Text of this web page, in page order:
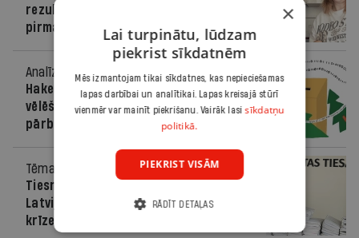
rezultāti pārtikas cenu memoranda
pirmajam gadam?
Analīze
02.07.2026.
Hakeris tika līdz LVM, bet ne līdz
vēlēšanu sistēmai. Ko atklāj
pārbaudes?
Tēma
Tiesnešu paliek mazāk, lietu – vairāk.
Latvijas tiesas tuvojas pārslodzes
krīzei
×
Lai turpinātu, lūdzam
piekrist sīkdatnēm
Mēs izmantojam tikai sīkdatnes, kas nepieciešamas
lapas darbībai un analītikai. Lapas kreisajā stūrī
vienmēr var mainīt piekrišanu. Vairāk lasisīkdatņu
politikā.
PIEKRIST VISĀM
RĀDĪT DETAĻAS